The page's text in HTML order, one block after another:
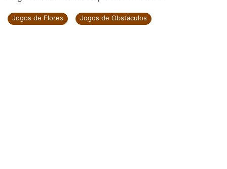
Jogos de Flores Jogos de Obstáculos